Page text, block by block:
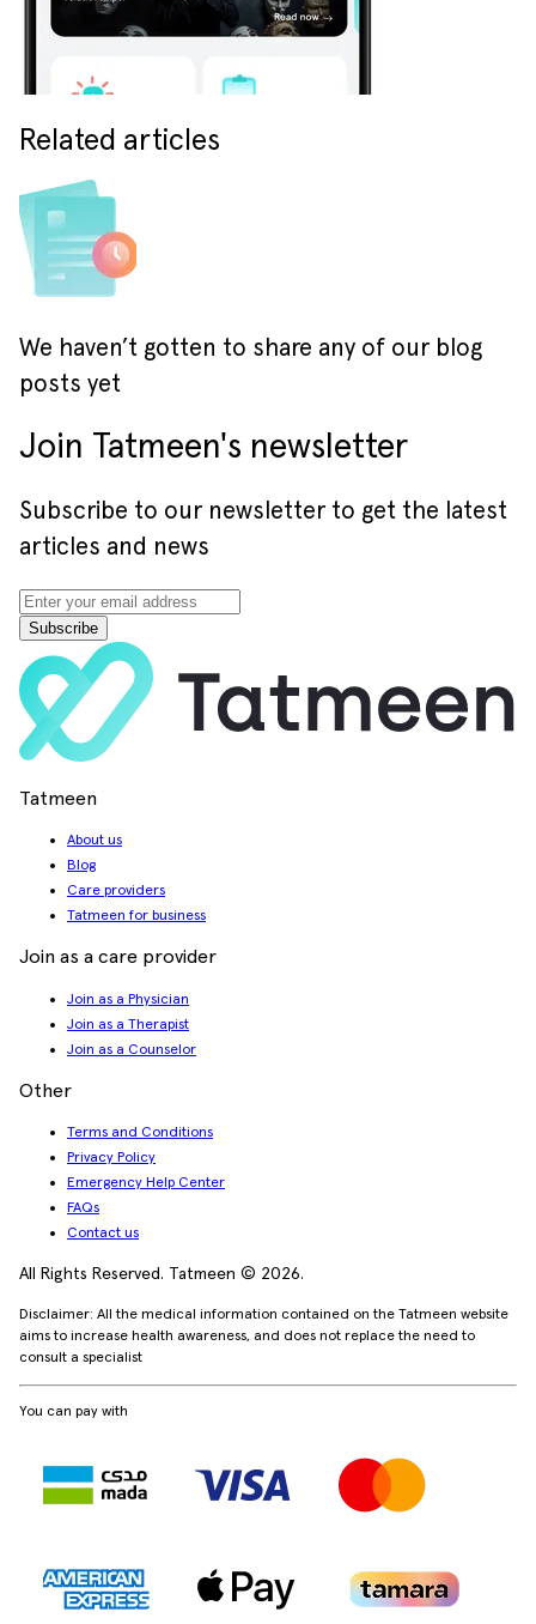
Related articles
We haven’t gotten to share any of our blog
posts yet
Join Tatmeen's newsletter
Subscribe to our newsletter to get the latest
articles and news
Subscribe
Tatmeen
About us
Blog
Care providers
Tatmeen for business
Join as a care provider
Join as a Physician
Join as a Therapist
Join as a Counselor
Other
Terms and Conditions
Privacy Policy
Emergency Help Center
FAQs
Contact us
All Rights Reserved. Tatmeen © 2026.
Disclaimer: All the medical information contained on the Tatmeen website
aims to increase health awareness, and does not replace the need to
consult a specialist
You can pay with